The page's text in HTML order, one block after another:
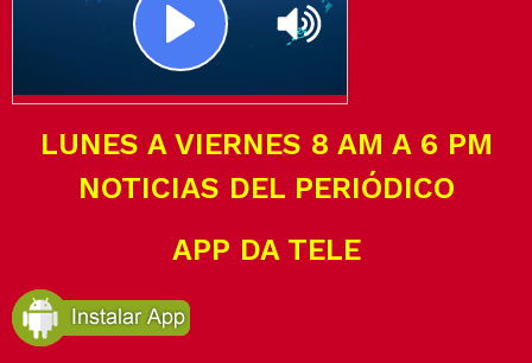
LUNES A VIERNES 8 AM A 6 PM
NOTICIAS DEL PERIÓDICO
APP DA TELE